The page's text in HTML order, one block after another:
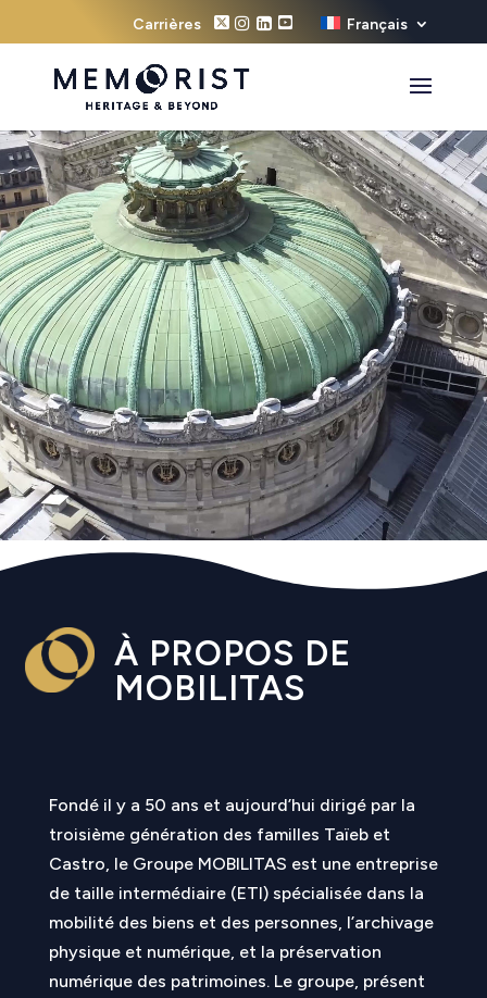
Carrières Français
À PROPOS DE
MOBILITAS
Fondé il y a 50 ans et aujourd’hui dirigé par la
troisième génération des familles Taïeb et
Castro, le Groupe MOBILITAS est une entreprise
de taille intermédiaire (ETI) spécialisée dans la
mobilité des biens et des personnes, l’archivage
physique et numérique, et la préservation
numérique des patrimoines. Le groupe, présent